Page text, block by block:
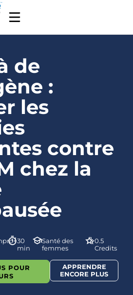
de
:
les
contre
chez la
30
min
Santé des
femmes
0.5
Credits
POUR
APPRENDRE
ENCORE PLUS